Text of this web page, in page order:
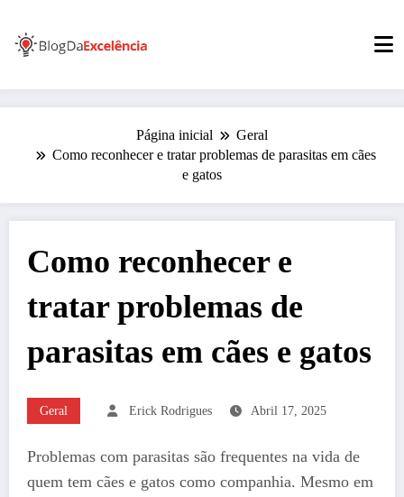
para
conteúdo
Página inicial
Geral
Como reconhecer e tratar problemas de parasitas em cães
e gatos
Como reconhecer e
tratar problemas de
parasitas em cães e gatos
Geral Erick Rodrigues Abril 17, 2025
Problemas com parasitas são frequentes na vida de
quem tem cães e gatos como companhia. Mesmo em